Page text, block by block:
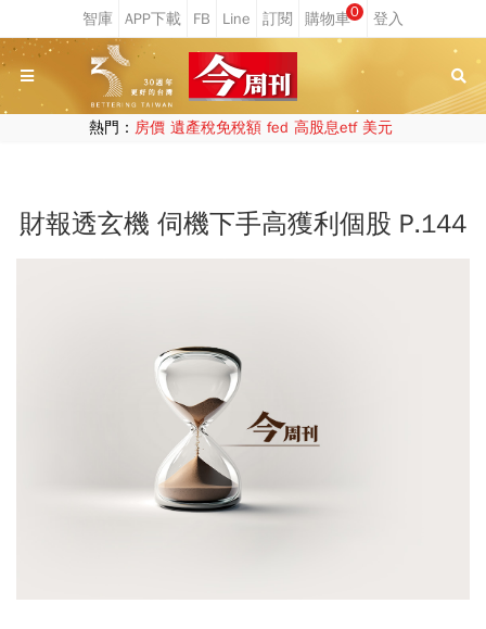
0
熱門： 房價 遺產稅免稅額 fed 高股息etf 美元
財報透玄機 伺機下手高獲利個股 P.144